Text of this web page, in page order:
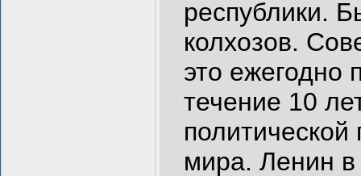
республики.
колхозов.
это ежегодно
течение 10
мира. Ленин